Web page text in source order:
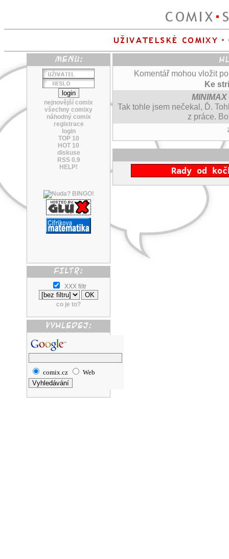
nejnovější comix
všechny comixy
náhodný comix
registrace
login
TOP 10
HOT 10
diskuse
RSS 0.9
HELP!
XXX filtr
co je to?
comix.cz Web
Komentář mohou vložit
Ke
MINIMAX
Tak tohle jsem nečekal, Ď.
z práce.
Rady od